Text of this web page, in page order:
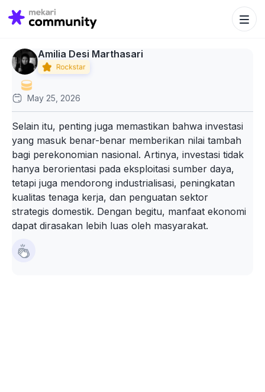
Search
for:
Search
Amilia Desi Marthasari
May 25, 2026
Selain itu, penting juga memastikan bahwa investasi
yang masuk benar-benar memberikan nilai tambah
bagi perekonomian nasional. Artinya, investasi tidak
hanya berorientasi pada eksploitasi sumber daya,
tetapi juga mendorong industrialisasi, peningkatan
kualitas tenaga kerja, dan penguatan sektor
strategis domestik. Dengan begitu, manfaat ekonomi
dapat dirasakan lebih luas oleh masyarakat.